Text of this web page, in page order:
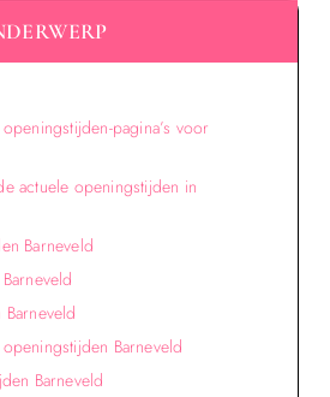
pagina’s voor
actuele openingstijden in
Barneveld
Barneveld
Barneveld